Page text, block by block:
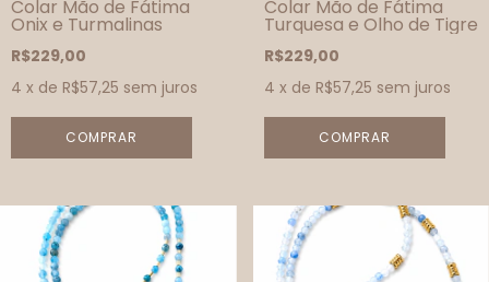
Colar Mão de Fátima
Onix e Turmalinas
R$229,00
4 x de R$57,25 sem juros
Colar Mão de Fátima
Turquesa e Olho de Tigre
R$229,00
4 x de R$57,25 sem juros